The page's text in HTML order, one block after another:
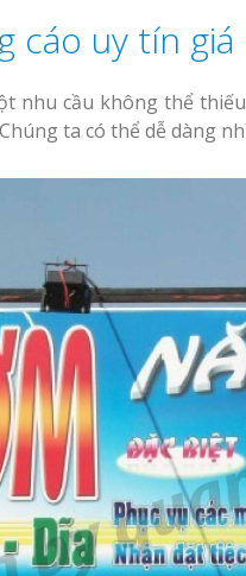
cáo uy tín giá
nhu cầu không thể
ta có thể dễ dàng